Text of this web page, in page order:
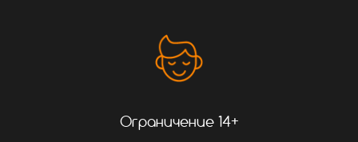
Ограничение 14+